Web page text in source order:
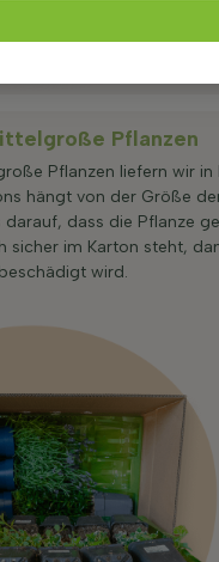
Pflanzen
Pflanzen liefern wir in
hängt von der Größe
dass die Pflanze
sicher im Karton steht,
wird.